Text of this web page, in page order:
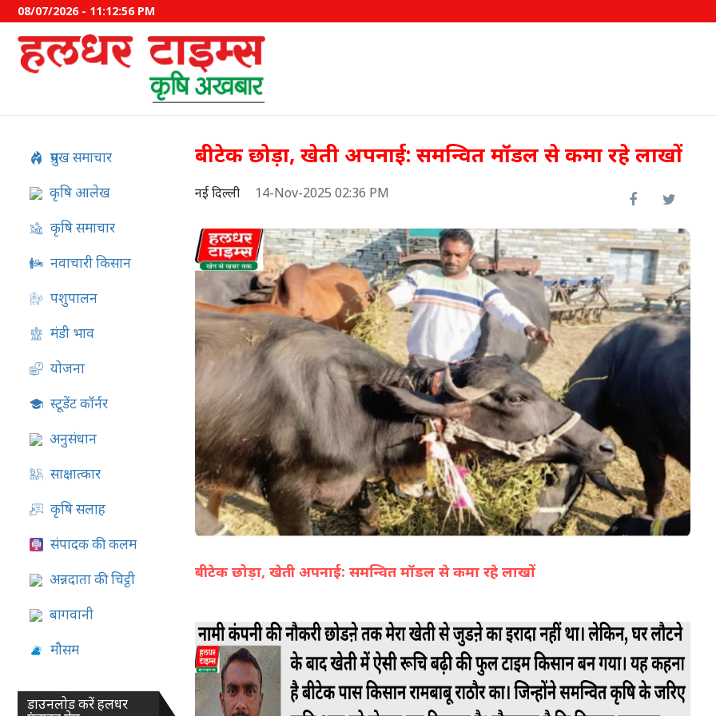
08/07/2026 - 11:12:57 PM
प्रमुख समाचार
कृषि आलेख
कृषि समाचार
नवाचारी किसान
पशुपालन
मंडी भाव
योजना
स्टूडेंट कॉर्नर
अनुसंधान
साक्षात्कार
कृषि सलाह
संपादक की कलम
अन्नदाता की चिट्ठी
बागवानी
मौसम
डाउनलोड करें हलधर
बीटेक छोड़ा, खेती अपनाई: समन्वित मॉडल से कमा रहे लाखों
नई दिल्ली 14-Nov-2025 02:36 PM
बीटेक छोड़ा, खेती अपनाई: समन्वित मॉडल से कमा रहे लाखों
इफको-एमसी ने बाजार उतारे दो नए
07-Aug-2026 05:02 PM
रामसर में स्थापित होगी अत्याधुनिक
'गोट सीमन लैब
07-Aug-2026 12:28 PM